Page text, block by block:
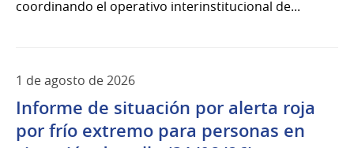
coordinando el operativo interinstitucional de...
1 de agosto de 2026
Informe de situación por alerta roja
por frío extremo para personas en